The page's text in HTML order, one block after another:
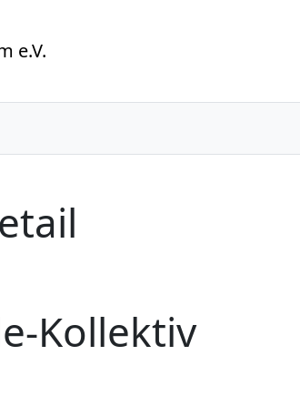
e.V.
Kollektiv